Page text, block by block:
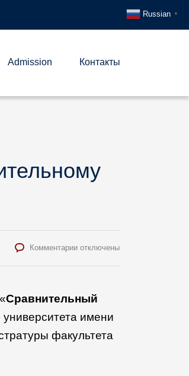
Admission Контакты
Комментариик
студенческих
работ
сравнительному
отключены
Сравнительный
университета имени
факультета
Russian ▼